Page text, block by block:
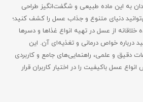
به این ماده طبیعی و شگفت‌انگیز طراحی
دنیای متنوع و جذاب عسل را کشف کنید؛
از عسل در تهیه انواع غذاها و دسرها
درباره خواص درمانی و تغذیه‌ای آن. این
دقیق و علمی، راهنمایی‌های جامع‌ و کاربردی
عسل باکیفیت را در اختیار کاربران قرار